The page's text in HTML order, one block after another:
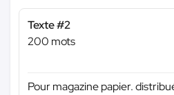
Texte #2
200 mots
Pour magazine papier.